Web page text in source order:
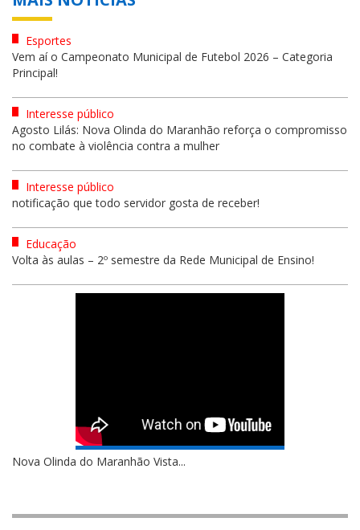
Esportes
Vem aí o Campeonato Municipal de Futebol 2026 – Categoria
Principal!
Interesse público
Agosto Lilás: Nova Olinda do Maranhão reforça o compromisso
no combate à violência contra a mulher
Interesse público
notificação que todo servidor gosta de receber!
Educação
Volta às aulas – 2º semestre da Rede Municipal de Ensino!
Nova Olinda do Maranhão Vista...